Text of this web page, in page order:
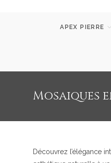
APEX PIERRE
Mosaiques
Découvrez l’élégance